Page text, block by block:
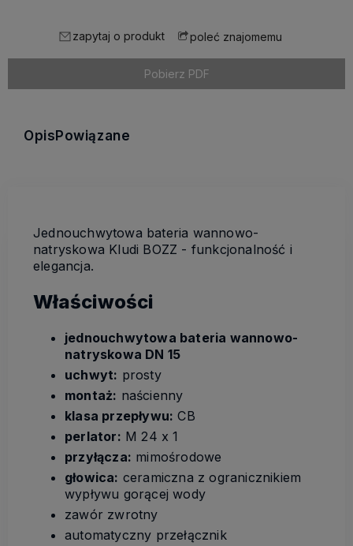
zapytaj o produkt poleć znajomemu
Pobierz PDF
Opis Powiązane
Jednouchwytowa bateria wannowo-
natryskowa Kludi BOZZ - funkcjonalność i
elegancja.
Właściwości
jednouchwytowa bateria wannowo-
natryskowa DN 15
uchwyt: prosty
montaż: naścienny
klasa przepływu: CB
perlator: M 24 x 1
przyłącza: mimośrodowe
głowica: ceramiczna z ogranicznikiem
wypływu gorącej wody
zawór zwrotny
automatyczny przełącznik